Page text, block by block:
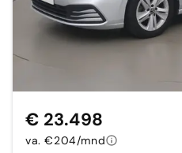
€ 23.498
va. €204/mnd